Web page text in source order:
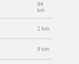
94
km
1 km
9 km